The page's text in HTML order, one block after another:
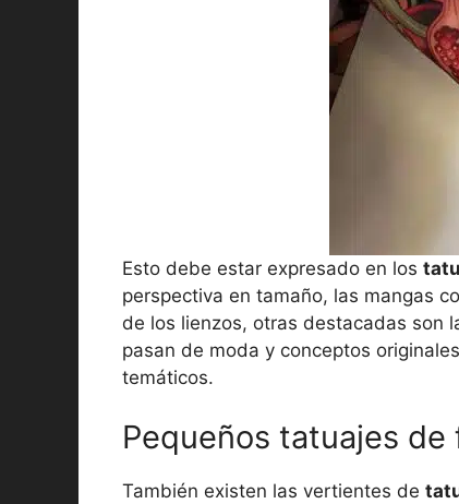
Esto debe estar expresado en los
perspectiva en tamaño, las mangas
de los lienzos, otras destacadas son
pasan de moda y conceptos
temáticos.
Pequeños tatuajes
También existen las vertientes de